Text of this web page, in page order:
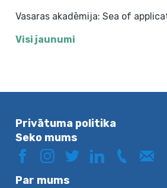
Vasaras akadēmija: Sea of
Visi jaunumi
Privātuma politika
Seko mums
Par mums